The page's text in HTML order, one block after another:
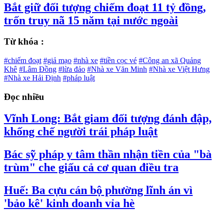
Bắt giữ đối tượng chiếm đoạt 11 tỷ đồng,
trốn truy nã 15 năm tại nước ngoài
Từ khóa :
#chiếm đoạt #giả mạo #nhà xe #tiền cọc vé #Công an xã Quảng
Khê #Lâm Đồng #lừa đảo #Nhà xe Văn Minh #Nhà xe Việt Hưng
#Nhà xe Hải Định #pháp luật
Đọc nhiều
Vĩnh Long: Bắt giam đối tượng đánh đập,
khống chế người trái pháp luật
Bác sỹ pháp y tâm thần nhận tiền của "bà
trùm" che giấu cả cơ quan điều tra
Huế: Ba cựu cán bộ phường lĩnh án vì
'bảo kê' kinh doanh vỉa hè